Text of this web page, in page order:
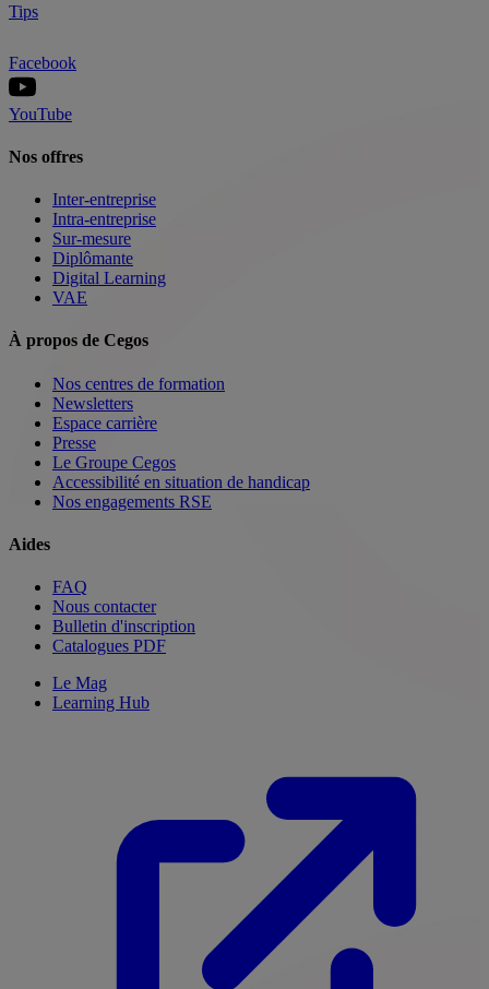
Tips
Facebook
YouTube
Nos offres
Inter-entreprise
Intra-entreprise
Sur-mesure
Diplômante
Digital Learning
VAE
À propos de Cegos
Nos centres de formation
Newsletters
Espace carrière
Presse
Le Groupe Cegos
Accessibilité en situation de handicap
Nos engagements RSE
Aides
FAQ
Nous contacter
Bulletin d'inscription
Catalogues PDF
Le Mag
Learning Hub